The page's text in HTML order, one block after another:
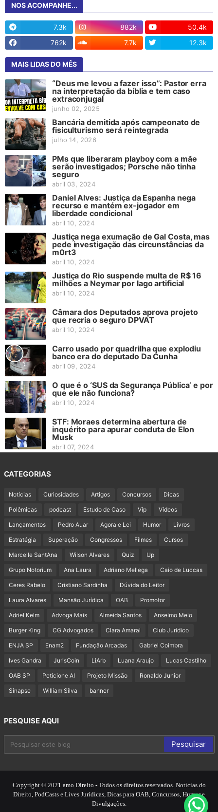
NOS ACOMPANHE...
7.3k 882k
50.4k
762k
7.7k 12.3k
MAIS LIDAS DO MÊS
“Deus me levou a fazer isso”: Pastor erra
na interpretação da bíblia e tem caso
extraconjugal
junho 02, 2025
Bancária demitida após campeonato de
fisiculturismo será reintegrada
julho 14, 2026
PMs que liberaram playboy com a mãe
serão investigados; Porsche não tinha
seguro
abril 03, 2024
Daniel Alves: Justiça da Espanha nega
recurso e mantém ex-jogador em
liberdade condicional
abril 10, 2024
Justiça nega exumação de Gal Costa, mas
pede investigação das circunstâncias da
m0rt3
abril 10, 2024
Justiça do Rio suspende multa de R$ 16
milhões a Neymar por lago artificial
abril 10, 2024
Câmara dos Deputados aprova projeto
que recria o seguro DPVAT
abril 10, 2024
Carro usado por quadrilha que explodiu
banco era do deputado Da Cunha
abril 09, 2024
O que é o ‘SUS da Segurança Pública’ e por
que ele não funciona?
abril 10, 2024
STF: Moraes determina abertura de
inquérito para apurar conduta de Elon
Musk
abril 07, 2024
CATEGORIAS
Notícias Curiosidades Artigos Concursos Dicas
Polêmicas podcast Estudo de Caso Vip Vídeos
Lançamentos Pedro Auar Agora e Lei Humor Livros
Estratégia Superação Congressos Filmes Cursos
Marcelle SantAna Wilson Alvares Quiz Up
Grupo Notorium Ana Laura Adriano Mellega Caio de Luccas
Ceres Rabelo Cristiano Sardinha Dúvida do Leitor
Laura Alvares Mansão Jurídica OAB Promotor
Adriel Kelm Advoga Mais Almeida Santos Anselmo Melo
Burger King CG Advogados Clara Amaral Club Juridico
ENJA SP Enam2 Fundação Arcadas Gabriel Coimbra
Ives Gandra JurisCoin LiArb Luana Araujo Lucas Castilho
OAB SP Peticione AI Projeto Missão Ronaldo Junior
Sinapse William Silva banner
PESQUISE AQUI
Copyright © 2021 amo Direito - Todos os direitos reservados. Notícias do
Direito, PodCasts e Lives Jurídicas, Dicas para OAB, Concursos, Humor e
Divulgações.